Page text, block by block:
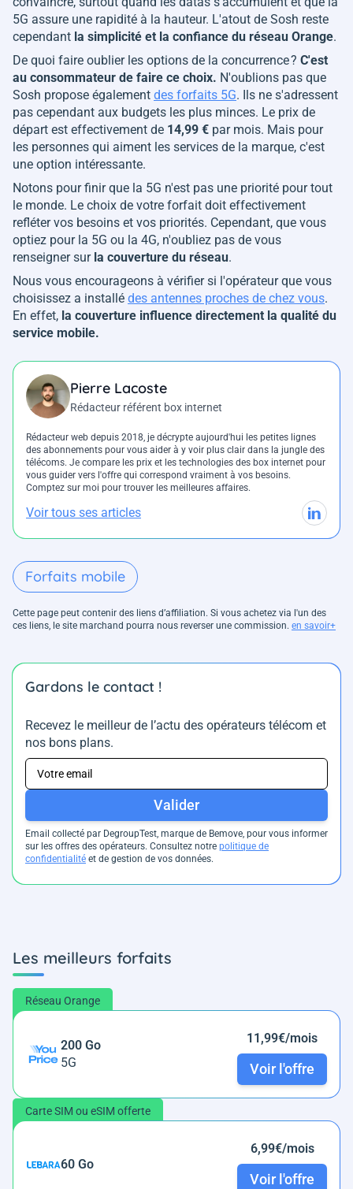
5G assure une rapidité à la hauteur. L'atout de Sosh reste
cependant la simplicité et la confiance du réseau Orange.
De quoi faire oublier les options de la concurrence ? C'est
au consommateur de faire ce choix. N'oublions pas que
Sosh propose également des forfaits 5G. Ils ne s'adressent
pas cependant aux budgets les plus minces. Le prix de
départ est effectivement de 14,99 € par mois. Mais pour
les personnes qui aiment les services de la marque, c'est
une option intéressante.
Notons pour finir que la 5G n'est pas une priorité pour tout
le monde. Le choix de votre forfait doit effectivement
refléter vos besoins et vos priorités. Cependant, que vous
optiez pour la 5G ou la 4G, n'oubliez pas de vous
renseigner sur la couverture du réseau.
Nous vous encourageons à vérifier si l'opérateur que vous
choisissez a installé des antennes proches de chez vous.
En effet, la couverture influence directement la qualité du
service mobile.
Pierre Lacoste
Rédacteur référent box internet
Rédacteur web depuis 2018, je décrypte aujourd'hui les petites lignes
des abonnements pour vous aider à y voir plus clair dans la jungle des
télécoms. Je compare les prix et les technologies des box internet pour
vous guider vers l'offre qui correspond vraiment à vos besoins.
Comptez sur moi pour trouver les meilleures affaires.
Voir tous ses articles
Forfaits mobile
Cette page peut contenir des liens d’affiliation. Si vous achetez via l'un des
ces liens, le site marchand pourra nous reverser une commission. en savoir+
Gardons le contact !
Recevez le meilleur de l’actu des opérateurs télécom et
nos bons plans.
Valider
Email collecté par DegroupTest, marque de Bemove, pour vous informer
sur les offres des opérateurs. Consultez notre politique de
confidentialité et de gestion de vos données.
Les meilleurs forfaits
Réseau Orange
200 Go
5G
11,99€/mois
Voir l'offre
Carte SIM ou eSIM offerte
60 Go
6,99€/mois
Voir l'offre